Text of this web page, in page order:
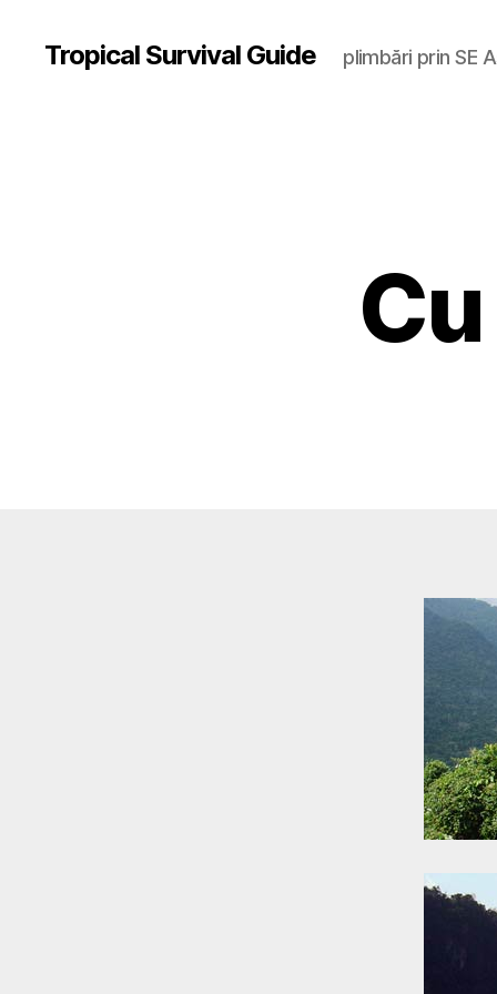
Tropical Survival Guide plimbări prin SE